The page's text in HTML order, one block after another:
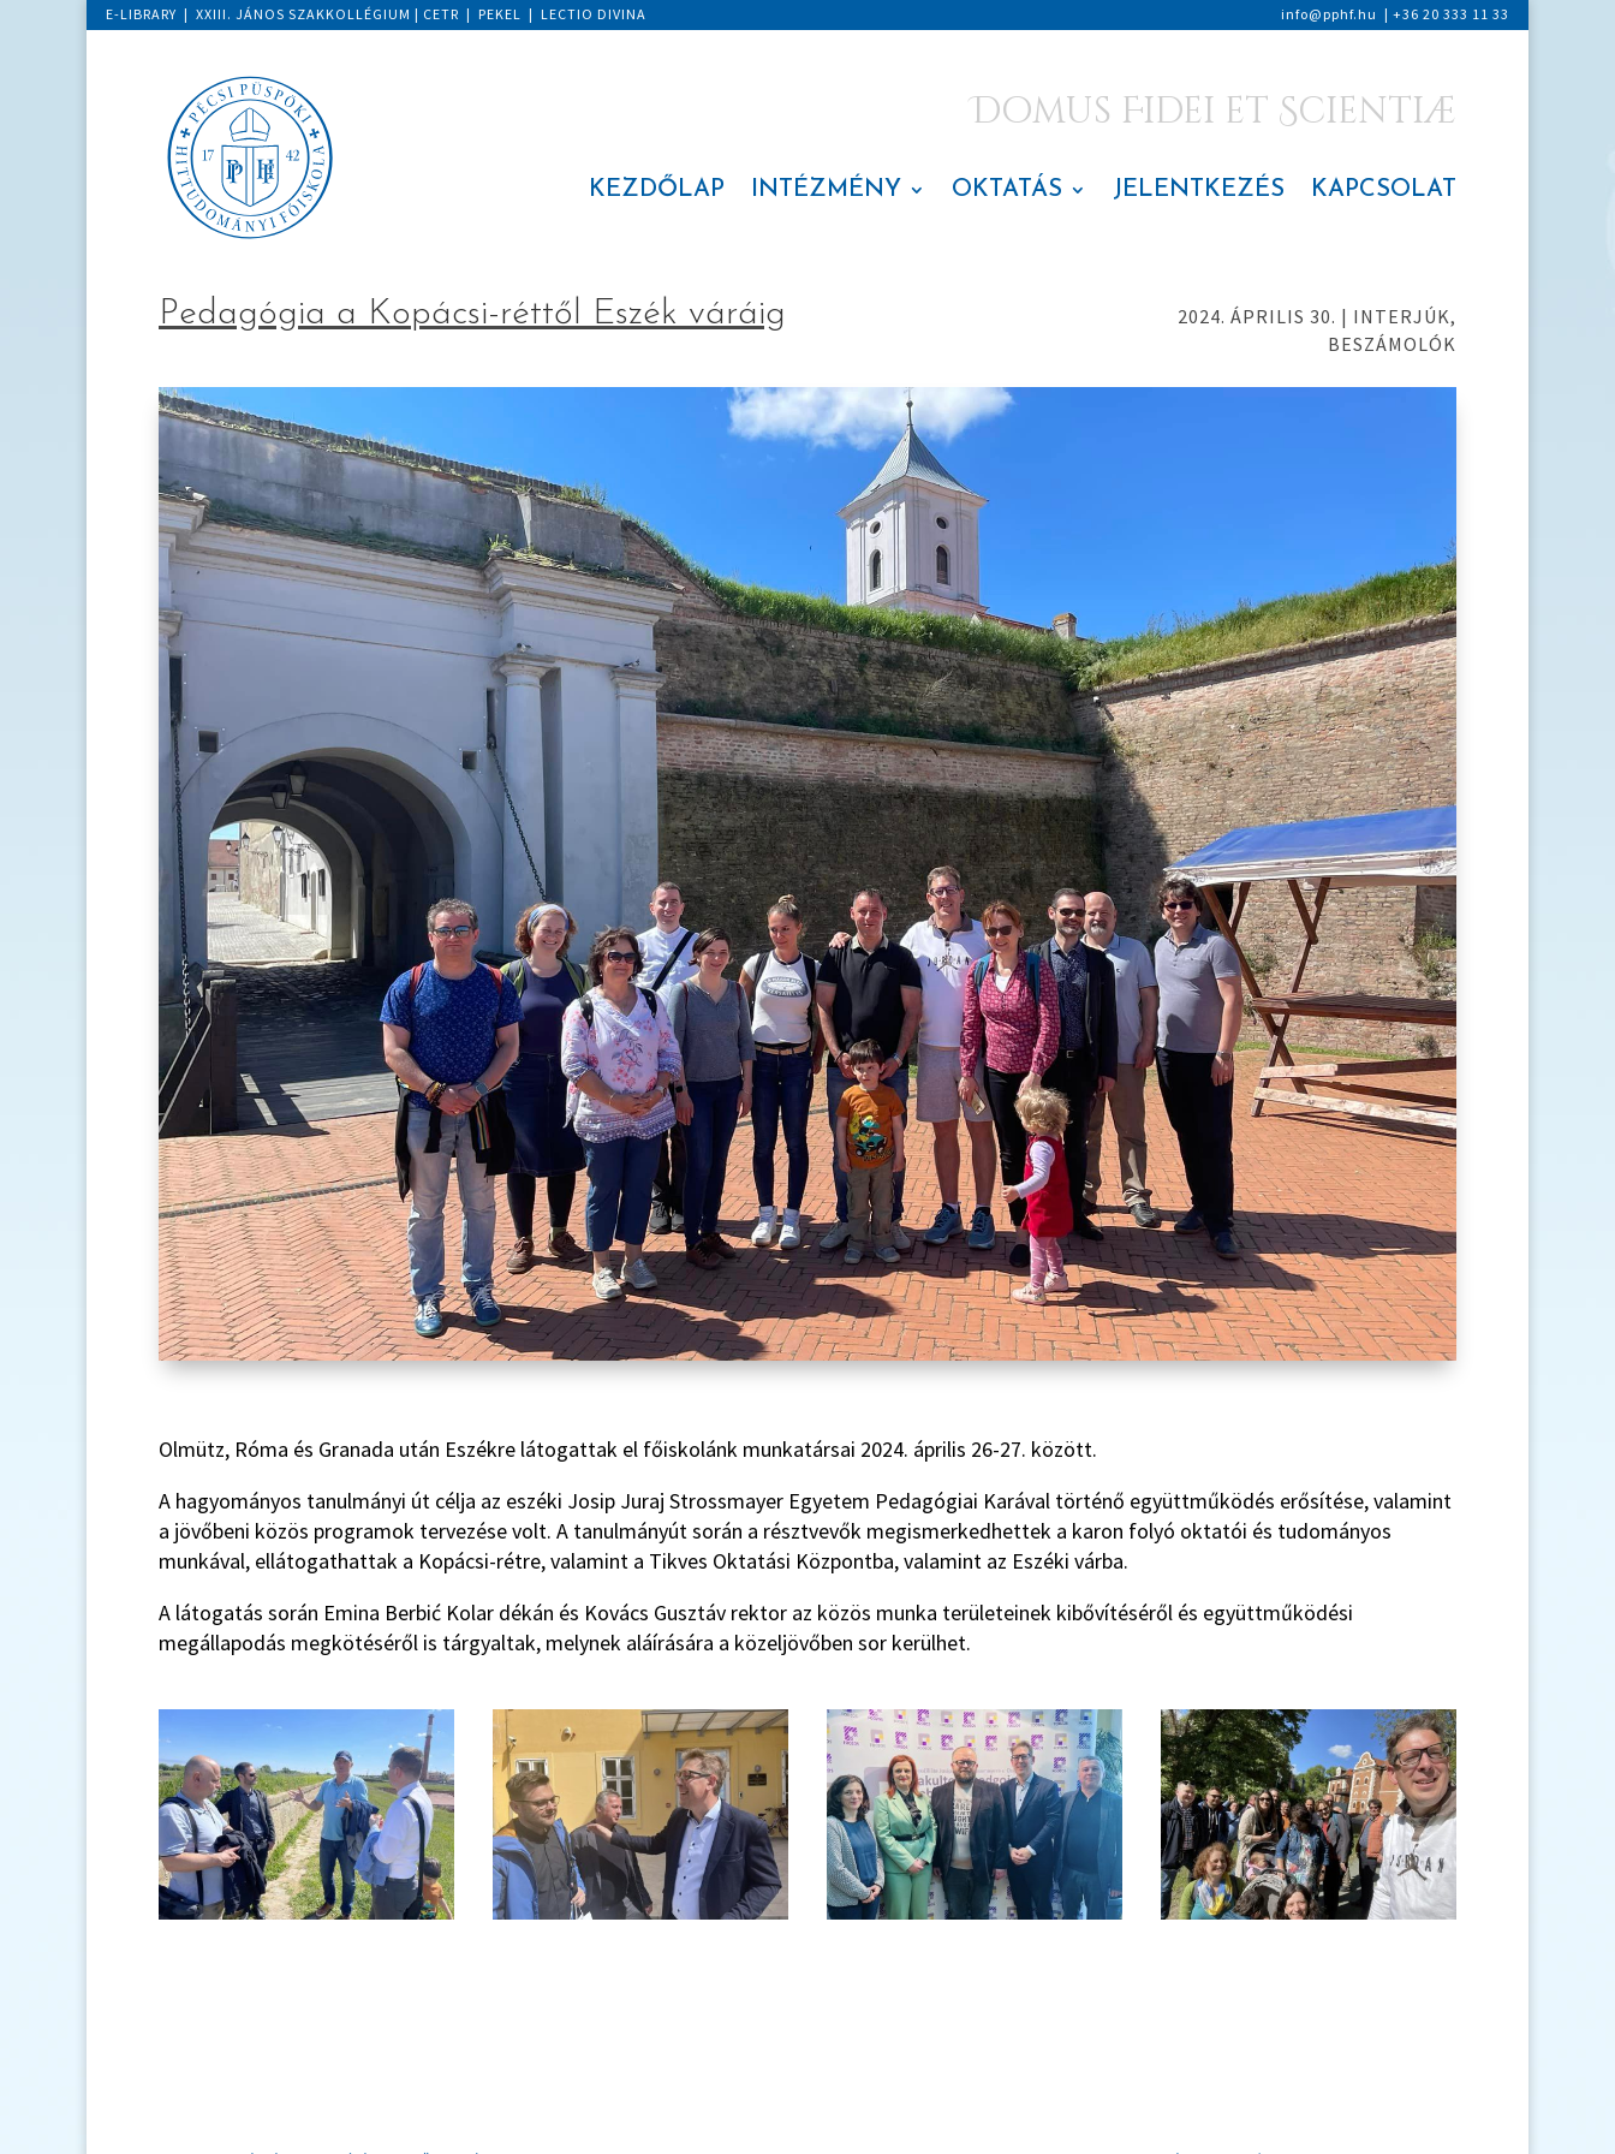
E-LIBRARY | XXIII. JÁNOS SZAKKOLLÉGIUM | CETR | PEKEL | LECTIO DIVINA info@pphf.hu | +36 20 333 11 33
Domus Fidei et Scientiæ
KEZDŐLAP INTÉZMÉNY OKTATÁS JELENTKEZÉS KAPCSOLAT
Pedagógia a Kopácsi-réttől Eszék váráig 2024. ÁPRILIS 30. | INTERJÚK,
BESZÁMOLÓK
Olmütz, Róma és Granada után Eszékre látogattak el főiskolánk munkatársai 2024. április 26-27. között.
A hagyományos tanulmányi út célja az eszéki Josip Juraj Strossmayer Egyetem Pedagógiai Karával történő együttműködés erősítése, valamint
a jövőbeni közös programok tervezése volt. A tanulmányút során a résztvevők megismerkedhettek a karon folyó oktatói és tudományos
munkával, ellátogathattak a Kopácsi-rétre, valamint a Tikves Oktatási Központba, valamint az Eszéki várba.
A látogatás során Emina Berbić Kolar dékán és Kovács Gusztáv rektor az közös munka területeinek kibővítéséről és együttműködési
megállapodás megkötéséről is tárgyaltak, melynek aláírására a közeljövőben sor kerülhet.